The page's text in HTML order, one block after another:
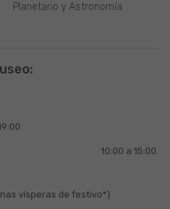
Planetario y Astronomía
10:00 a 15:00
vísperas de festivo*)